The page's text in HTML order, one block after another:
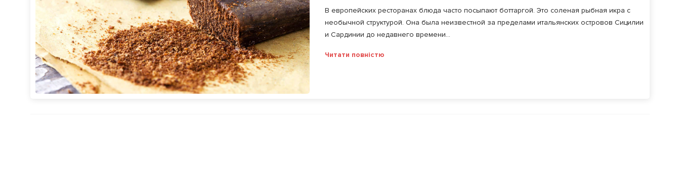
В европейских ресторанах блюда часто посыпают боттаргой. Это соленая рыбная икра с
необычной структурой. Она была неизвестной за пределами итальянских островов Сицилии
и Сардинии до недавнего времени...
Читати повністю